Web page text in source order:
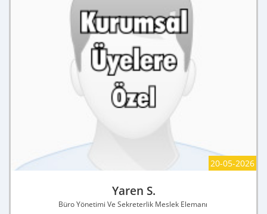
20-05-2026
Yaren S.
Büro Yönetimi Ve Sekreterlik Meslek Elemanı